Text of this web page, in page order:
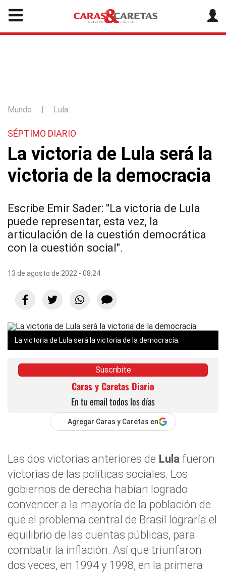
Mundo | Lula
SÉPTIMO DIARIO
La victoria de Lula será la
victoria de la democracia
Escribe Emir Sader: "La victoria de Lula
puede representar, esta vez, la
articulación de la cuestión democrática
con la cuestión social".
13 de agosto de 2022 - 08:24
La victoria de Lula será la victoria de la democracia.
Suscribite
Caras y Caretas Diario
En tu email todos los días
Agregar Caras y Caretas en
Las dos victorias anteriores de Lula fueron
victorias de las políticas sociales. Los
gobiernos de derecha habían logrado
convencer a la mayoría de la población de
que el problema central de Brasil lograría el
equilibrio de las cuentas públicas, para
combatir la inflación. Así que triunfaron
dos veces, en 1994 y 1998, en la primera